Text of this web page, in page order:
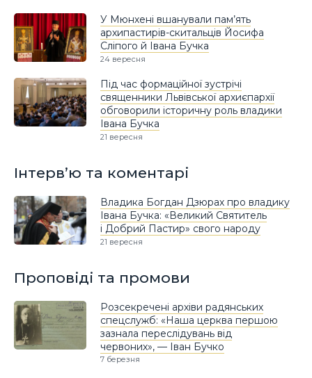
У Мюнхені вшанували пам’ять
архипастирів-скитальців Йосифа
Сліпого й Івана Бучка
24 вересня
Під час формаційної зустрічі
священники Львівської архиєпархії
обговорили історичну роль владики
Івана Бучка
21 вересня
Інтерв’ю та коментарі
Владика Богдан Дзюрах про владику
Івана Бучка: «Великий Святитель
і Добрий Пастир» свого народу
21 вересня
Проповіді та промови
Розсекречені архіви радянських
спецслужб: «Наша церква першою
зазнала переслідувань від
червоних», — Іван Бучко
7 березня